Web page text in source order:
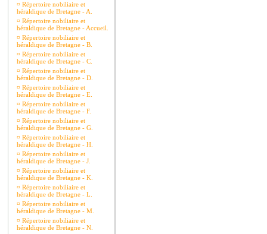
¤ Répertoire nobiliaire et
héraldique de Bretagne - A.
¤ Répertoire nobiliaire et
héraldique de Bretagne - Accueil.
¤ Répertoire nobiliaire et
héraldique de Bretagne - B.
¤ Répertoire nobiliaire et
héraldique de Bretagne - C.
¤ Répertoire nobiliaire et
héraldique de Bretagne - D.
¤ Répertoire nobiliaire et
héraldique de Bretagne - E.
¤ Répertoire nobiliaire et
héraldique de Bretagne - F.
¤ Répertoire nobiliaire et
héraldique de Bretagne - G.
¤ Répertoire nobiliaire et
héraldique de Bretagne - H.
¤ Répertoire nobiliaire et
héraldique de Bretagne - J.
¤ Répertoire nobiliaire et
héraldique de Bretagne - K.
¤ Répertoire nobiliaire et
héraldique de Bretagne - L.
¤ Répertoire nobiliaire et
héraldique de Bretagne - M.
¤ Répertoire nobiliaire et
héraldique de Bretagne - N.